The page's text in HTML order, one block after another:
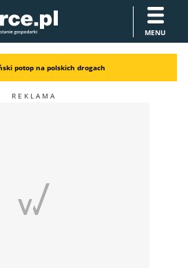
MENU
potop na polskich drogach